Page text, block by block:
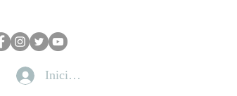
Iniciar sesión